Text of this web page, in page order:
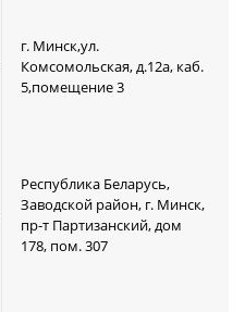
г. Минск,ул.
Комсомольская, д.12а, каб.
5,помещение 3
Республика Беларусь,
Заводской район, г. Минск,
пр-т Партизанский, дом
178, пом. 307